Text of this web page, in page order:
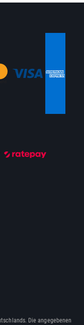
Die angegebenen